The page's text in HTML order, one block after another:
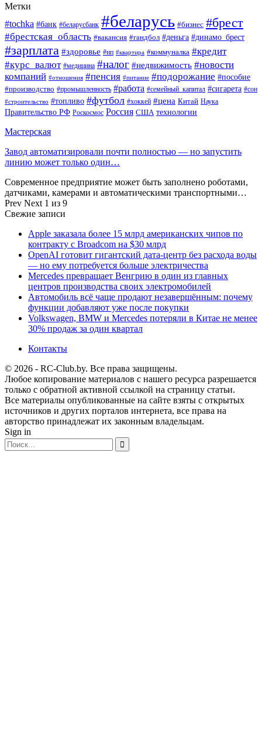
Метки
#tochka #банк #беларусбанк #беларусь #бизнес #брест
#брестская_область #вакансия #гандбол #деньга #динамо_брест
#зарплата #здоровье #ип #квартира #коммуналка #кредит
#курс_валют #медицина #налог #недвижимость #новости
компаний #отношения #пенсия #питание #подорожание #пособие
#производство #промышленность #работа #семейный_капитал #сигарета #сон
#строительство #топливо #футбол #хоккей #цена Китай Наука
Правительство РФ Роскосмос Россия США технологии
Мастерская
Завод автоматизировали почти полностью — но запустить
линию может только один…
Современное предприятие может быть заполнено роботами,
датчиками, камерами и автоматическими транспортными…
Prev Next 1 из 9
Свежие записи
Apple заказала более 15 млрд американских чипов по
контракту с Broadcom на $30 млрд
OpenAI готовит гигантский дата-центр без расхода воды
— но ему потребуется больше электричества
Mercedes превращает Венгрию в один из главных
центров производства своих электромобилей
Автомобиль всё чаще продают незавершённым: почему
функции добавляют уже после покупки
Volkswagen, BMW и Mercedes потеряли в Китае не менее
30% продаж за один квартал
Контакты
© 2026 - RC-Club.by. Все права защищены.
Любое копирование материалов с нашего ресурса разрешается
только с обратной активной ссылкой на страницу статьи.
Все материалы опубликованные на сайте взяты с открытых
источников и других порталов интернета, все права на
авторство принадлежат их законным владельцам.
Sign in